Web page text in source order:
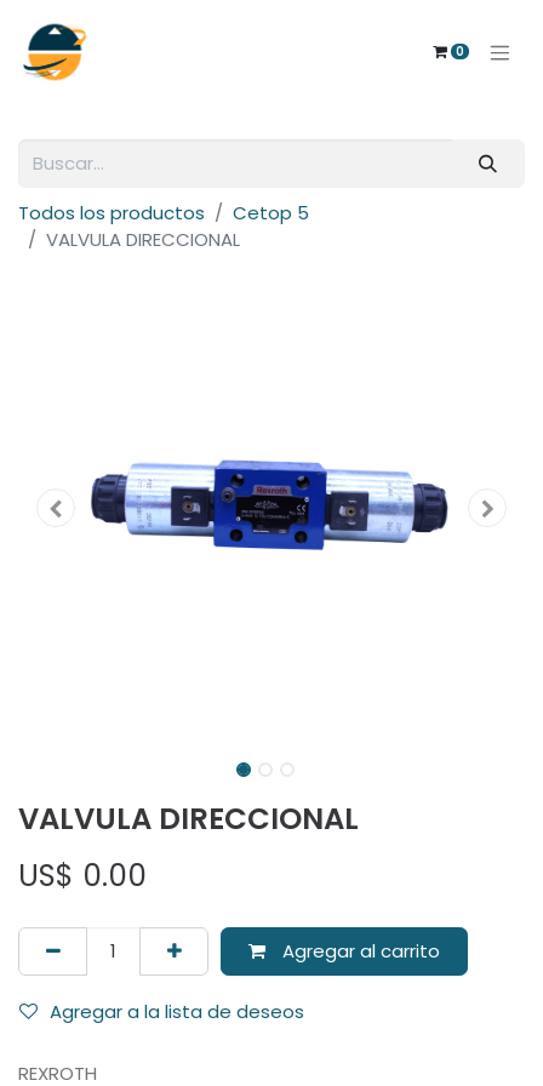
0
Todos los productos
Cetop 5
VALVULA DIRECCIONAL
VALVULA DIRECCIONAL
US$ 0.00
Agregar al carrito
Agregar a la lista de deseos
REXROTH